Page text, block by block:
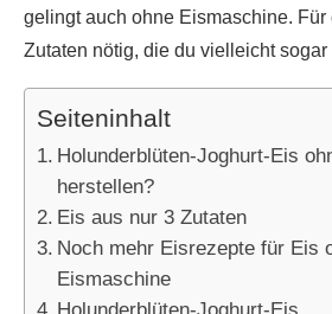
gelingt auch ohne Eismaschine.
Zutaten nötig, die du vielleicht
Seiteninhalt
Holunderblüten-Joghurt-Eis
herstellen?
Eis aus nur 3 Zutaten
Noch mehr Eisrezepte für Eis
Eismaschine